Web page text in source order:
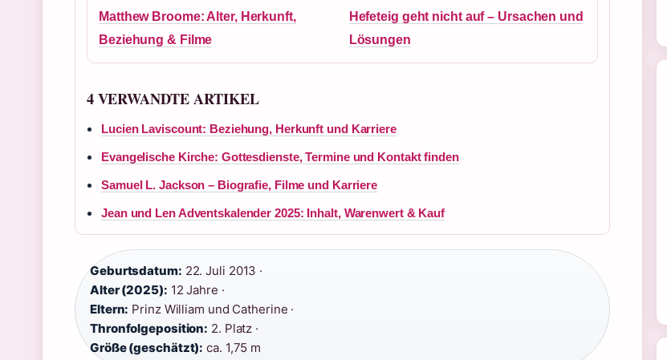
Matthew Broome: Alter, Herkunft,
Beziehung & Filme
Hefeteig geht nicht auf – Ursachen und
Lösungen
4 VERWANDTE ARTIKEL
Lucien Laviscount: Beziehung, Herkunft und Karriere
Evangelische Kirche: Gottesdienste, Termine und Kontakt finden
Samuel L. Jackson – Biografie, Filme und Karriere
Jean und Len Adventskalender 2025: Inhalt, Warenwert & Kauf
Geburtsdatum: 22. Juli 2013 ·
Alter (2025): 12 Jahre ·
Eltern: Prinz William und Catherine ·
Thronfolgeposition: 2. Platz ·
Größe (geschätzt): ca. 1,75 m